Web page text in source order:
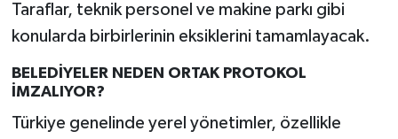
Taraflar, teknik personel ve makine parkı gibi
konularda birbirlerinin eksiklerini tamamlayacak.
BELEDİYELER NEDEN ORTAK PROTOKOL
İMZALIYOR?
Türkiye genelinde yerel yönetimler, özellikle